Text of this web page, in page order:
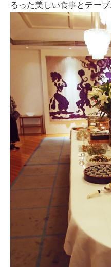
るった美しい食事とテーブ